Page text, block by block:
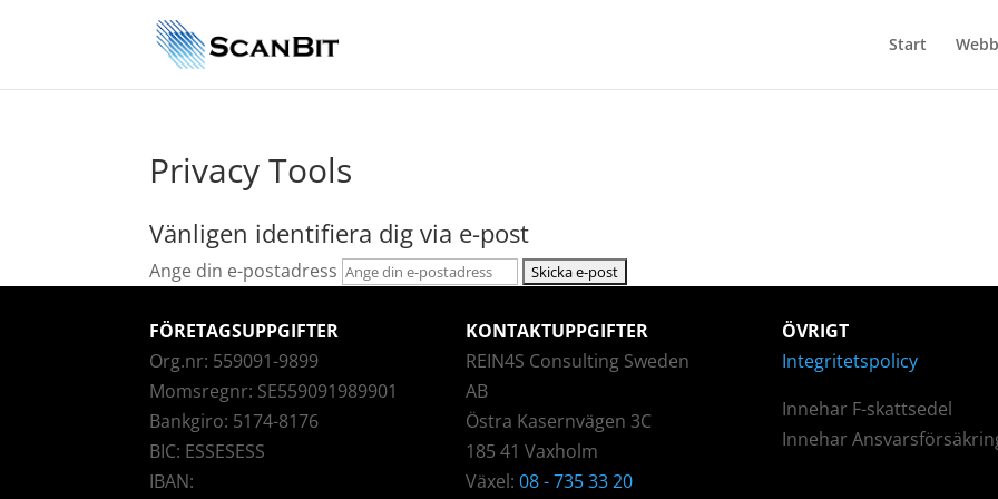
Start
Privacy Tools
Vänligen identifiera dig via e-post
Ange din e-postadress
FÖRETAGSUPPGIFTER
Org.nr: 559091-9899
Momsregnr: SE559091989901
Bankgiro: 5174-8176
BIC: ESSESESS
IBAN:
KONTAKTUPPGIFTER
REIN4S Consulting Sweden
AB
Östra Kasernvägen 3C
185 41 Vaxholm
Växel: 08 - 735 33 20
ÖVRIGT
Integritetspolicy
Innehar F-skattsedel
Innehar